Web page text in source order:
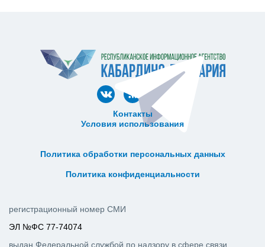
Контакты
Условия использования
Политика обработки персональных данных
Политика конфиденциальности
регистрационный номер СМИ
ЭЛ №ФС 77-74074
выдан Федеральной службой по надзору в сфере связи,